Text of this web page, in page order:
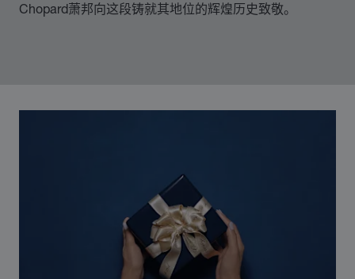
Chopard萧邦向这段铸就其地位的辉煌历史致敬。